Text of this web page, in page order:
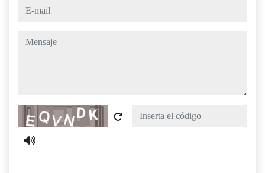
e-mail
mensaje
Captcha